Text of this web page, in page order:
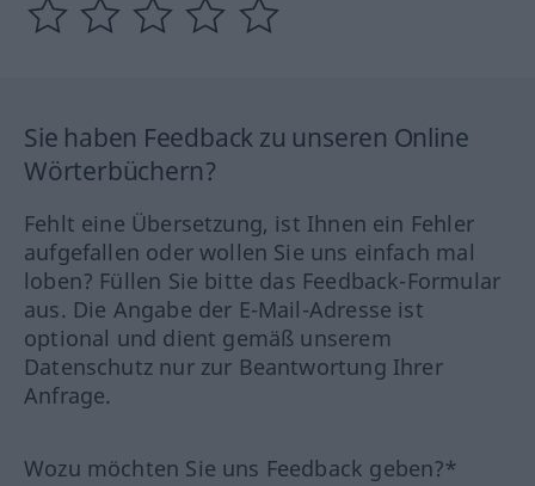
Sie haben Feedback zu unseren Online
Wörterbüchern?
Fehlt eine Übersetzung, ist Ihnen ein Fehler
aufgefallen oder wollen Sie uns einfach mal
loben? Füllen Sie bitte das Feedback-Formular
aus. Die Angabe der E-Mail-Adresse ist
optional und dient gemäß unserem
Datenschutz nur zur Beantwortung Ihrer
Anfrage.
Wozu möchten Sie uns Feedback geben?*